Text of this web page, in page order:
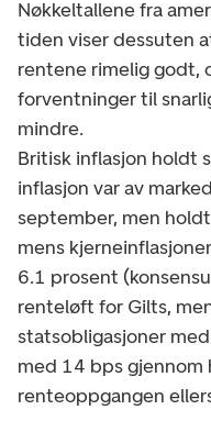
Nøkkeltallene fra
tiden viser dessuten
rentene rimelig godt,
forventninger til
mindre.
Britisk inflasjon holdt
inflasjon var av
september, men
mens
6.1 prosent
renteløft for Gilts,
statsobligasjoner
med 14 bps gjennom
renteoppgangen